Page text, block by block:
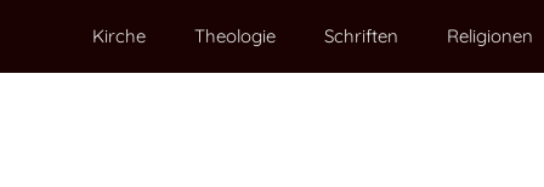
Kirche Theologie Schriften Religionen